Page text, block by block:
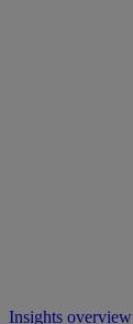
Insights overview